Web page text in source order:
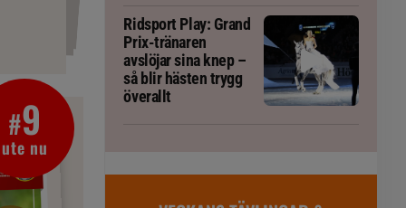
#9
ute nu
Ridsport Play: Grand
Prix-tränaren
avslöjar sina knep –
så blir hästen trygg
överallt